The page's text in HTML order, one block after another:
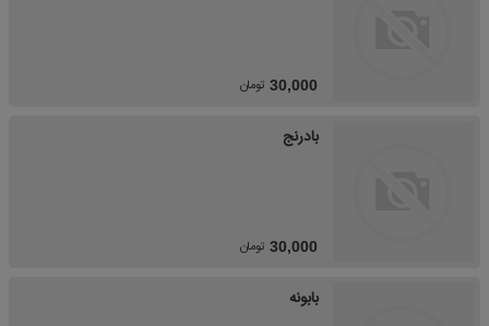
30,000 تومان
بادرنج
30,000 تومان
بابونه